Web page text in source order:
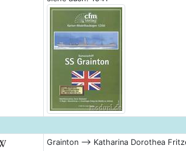
Grainton --> Katharina Dorothea